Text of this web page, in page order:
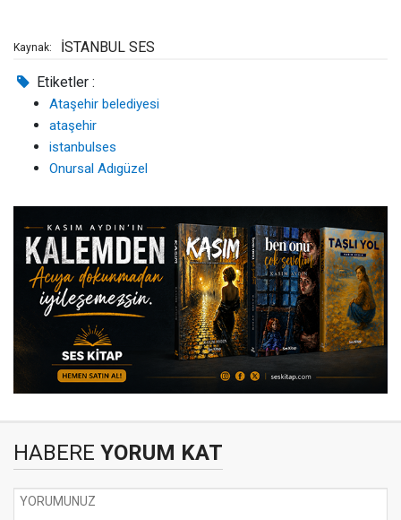
Kaynak: İSTANBUL SES
Etiketler :
Ataşehir belediyesi
ataşehir
istanbulses
Onursal Adıgüzel
HABERE YORUM KAT